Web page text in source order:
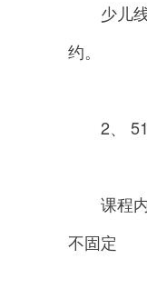
少儿线
约。
2、
课程内
不固定